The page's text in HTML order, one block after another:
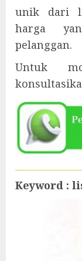
unik dari
harga
pelanggan.
Untuk
Keyword :